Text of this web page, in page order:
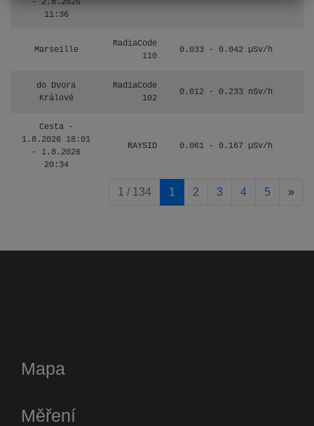
- 2.8.2026
11:36
Marseille
RadiaCode
110
0.033 - 0.042 µSv/h
do Dvora
Králové
RadiaCode
102
0.012 - 0.233 nSv/h
Cesta -
1.8.2026 18:01
- 1.8.2026
20:34
RAYSID 0.061 - 0.167 µSv/h
1 / 134 1 2 3 4 5 »
Mapa
Měření